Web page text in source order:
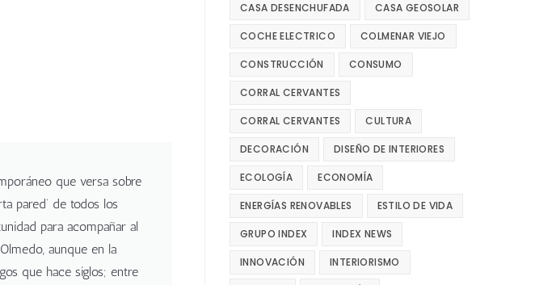
que versa sobre
pared’ de todos los
para acompañar al
aunque en la
que hace siglos; entre
CASA DESENCHUFADA CASA GEOSOLAR
COCHE ELECTRICO COLMENAR VIEJO
CONSTRUCCIÓN CONSUMO
CORRAL CERVANTES
CORRAL CERVANTES CULTURA
DECORACIÓN DISEÑO DE INTERIORES
ECOLOGÍA ECONOMÍA
ENERGÍAS RENOVABLES ESTILO DE VIDA
GRUPO INDEX INDEX NEWS
INNOVACIÓN INTERIORISMO